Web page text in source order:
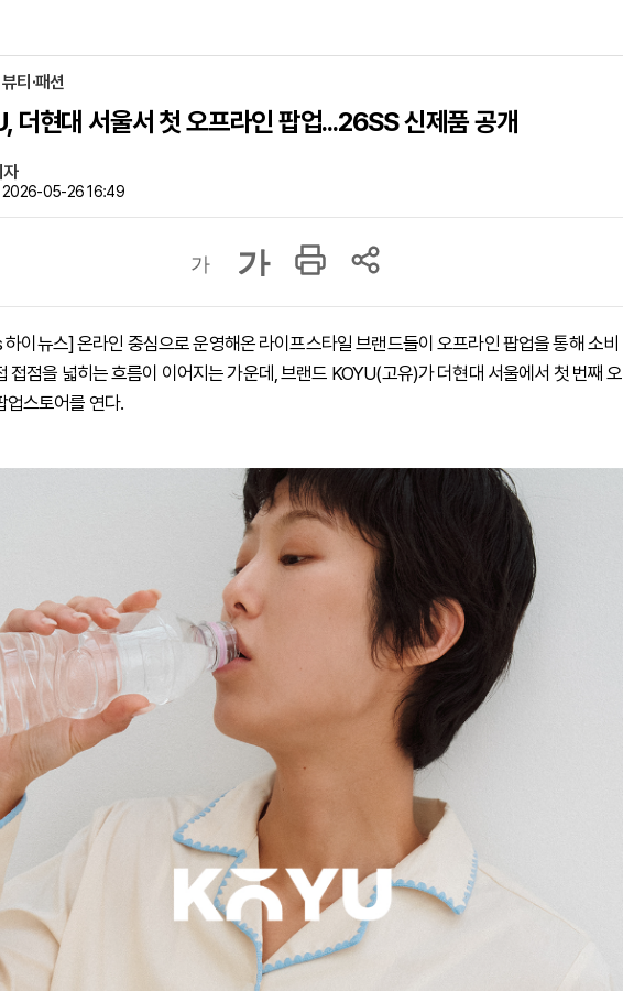
티·패션
더현대 서울서 첫 오프라인 팝업...26SS 신제품 공개
2026-05-26 16:49
가 가
이뉴스] 온라인 중심으로 운영해온 라이프스타일 브랜드들이 오프라인 팝업을 통해 소비
접점을 넓히는 흐름이 이어지는 가운데, 브랜드 KOYU(고유)가 더현대 서울에서 첫 번째 오
업스토어를 연다.